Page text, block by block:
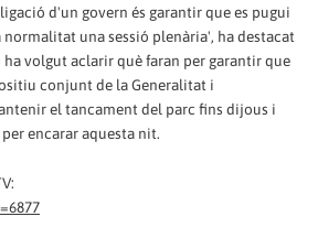
d'un govern és garantir que es pugui
una sessió plenària', ha destacat
ha volgut aclarir què faran per garantir que
conjunt de la Generalitat i
el tancament del parc fins dijous i
encarar aquesta nit.